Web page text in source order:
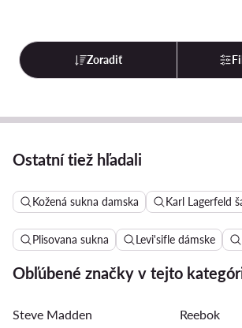
Zoradiť
Ostatní tiež hľadali
Kožená sukna damska Karl Lagerfeld
Plisovana sukna Levi'sifle dámske
Obľúbené značky v tejto
Steve Madden Reebok